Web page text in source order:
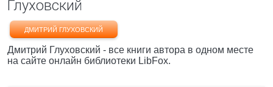
Глуховский
ДМИТРИЙ ГЛУХОВСКИЙ
Дмитрий Глуховский - все книги автора в одном месте
на сайте онлайн библиотеки LibFox.